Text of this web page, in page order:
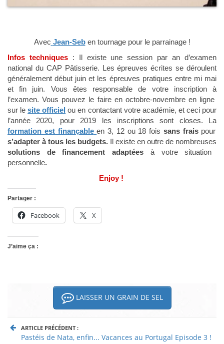
Avec Jean-Seben tournage pour le parrainage !
Infos techniques: Il existe une session par an d’examen
national du CAP Pâtisserie. Les épreuves écrites se déroulent
généralement début juin et les épreuves pratiques entre mi mai
et fin juin. Vous êtes responsable de votre inscription à
l’examen. Vous pouvez le faire en octobre-novembre en ligne
sur lesite officiel ou en contactant votre académie, et ceci pour
l’année 2020, pour 2019 les inscriptions sont closes. La
formation est finançable en 3, 12 ou 18 fois sans frais pour
s’adapter à tous les budgets. Il existe en outre de nombreuses
solutions de financement adaptées à votre situation
personnelle.
Enjoy !
Partager :
Facebook X
J’aime ça :
LAISSER UN GRAIN DE SEL
ARTICLE PRÉCÉDENT :
Pastéis de Nata, enfin... Vacances au Portugal Episode 3 !